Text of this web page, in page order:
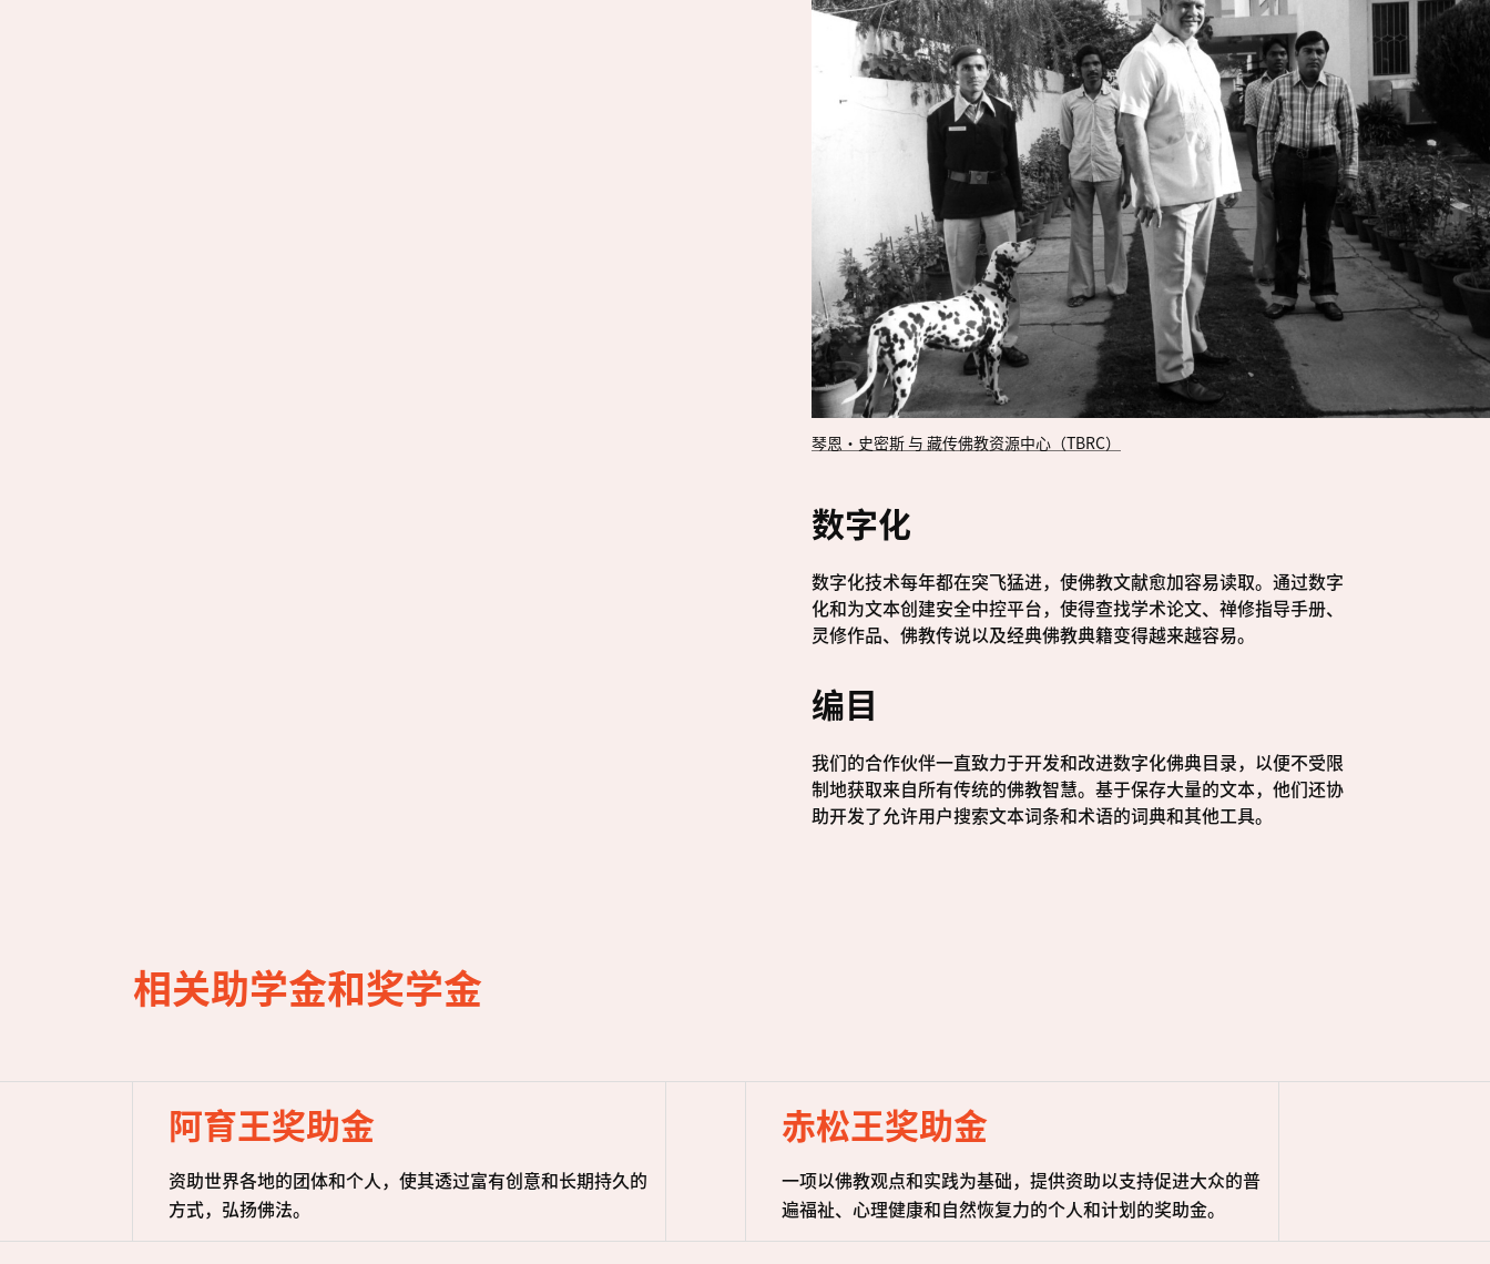
琴恩·史密斯 与 藏传佛教资源中心（TBRC）
数字化
数字化技术每年都在突飞猛进，使佛教文献愈加容易读取。通过数字
化和为文本创建安全中控平台，使得查找学术论文、禅修指导手册、
灵修作品、佛教传说以及经典佛教典籍变得越来越容易。
编目
我们的合作伙伴一直致力于开发和改进数字化佛典目录，以便不受限
制地获取来自所有传统的佛教智慧。基于保存大量的文本，他们还协
助开发了允许用户搜索文本词条和术语的词典和其他工具。
相关助学金和奖学金
阿育王奖助金
资助世界各地的团体和个人，使其透过富有创意和长期持久的
方式，弘扬佛法。
赤松王奖助金
一项以佛教观点和实践为基础，提供资助以支持促进大众的普
遍福祉、心理健康和自然恢复力的个人和计划的奖助金。